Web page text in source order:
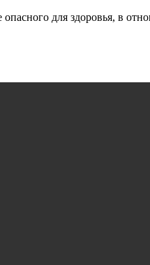
для здоровья, в